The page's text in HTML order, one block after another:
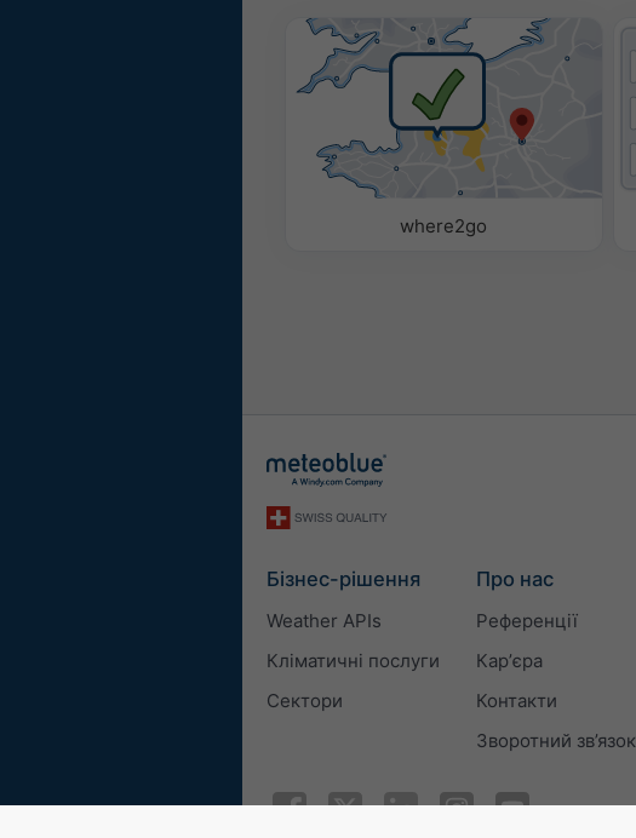
where2go
Бізнес-рішення
Weather APIs
Кліматичні послуги
Сектори
Про нас
Референції
Карʼєра
Контакти
Зворотний зв’язок